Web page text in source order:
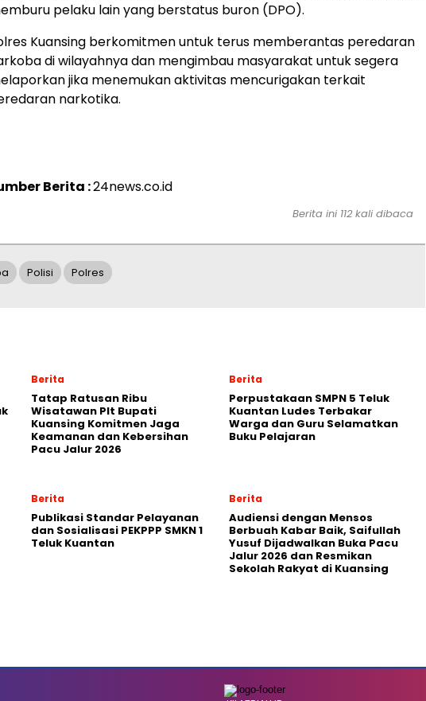
pelaku lain yang berstatus buron (DPO).
Kuansing berkomitmen untuk terus memberantas peredaran
di wilayahnya dan mengimbau masyarakat untuk segera
jika menemukan aktivitas mencurigakan terkait
narkotika.
Berita :24news.co.id
Berita ini 112 kali dibaca
Polisi Polres
Berita
Tatap Ratusan Ribu
Wisatawan Plt Bupati
Kuansing Komitmen Jaga
Keamanan dan Kebersihan
Pacu Jalur 2026
Berita
Perpustakaan SMPN 5 Teluk
Kuantan Ludes Terbakar
Warga dan Guru Selamatkan
Buku Pelajaran
Berita
Publikasi Standar Pelayanan
dan Sosialisasi PEKPPP SMKN 1
Teluk Kuantan
Berita
Audiensi dengan Mensos
Berbuah Kabar Baik, Saifullah
Yusuf Dijadwalkan Buka Pacu
Jalur 2026 dan Resmikan
Sekolah Rakyat di Kuansing